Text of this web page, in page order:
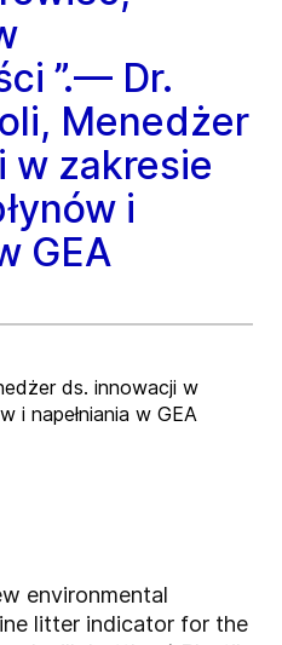
”.— Dr.
Menedżer
w zakresie
i
GEA
ds. innowacji w
i napełniania w GEA
environmental
litter indicator for the